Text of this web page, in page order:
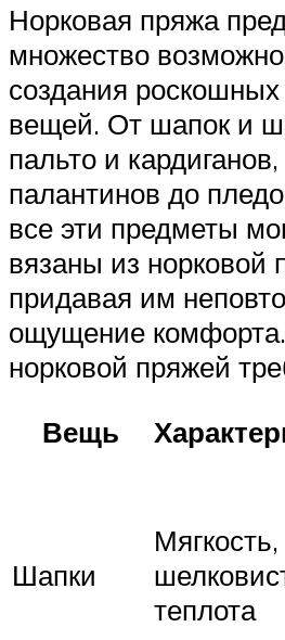
Норковая пряжа
множество
создания
вещей. От шапок и
пальто и
палантинов до
все эти предметы
вязаны из норковой
придавая им
ощущение
норковой пряжей
Вещь
Шапки
Мягкость,
теплота